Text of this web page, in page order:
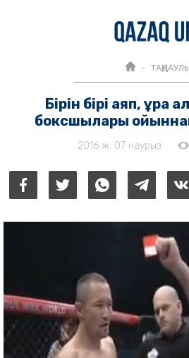
Бірін бірі аяп, ұра
боксшылары
2016 ж. 07 наурыз